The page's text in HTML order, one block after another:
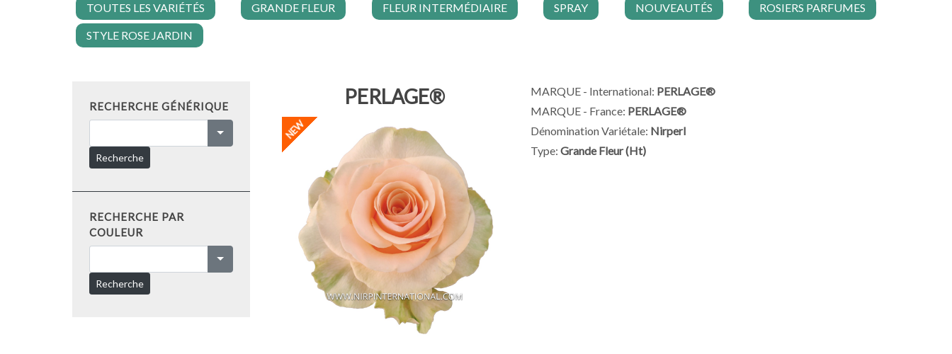
TOUTES LES VARIÉTÉS GRANDE FLEUR FLEUR INTERMÉDIAIRE SPRAY NOUVEAUTÉS ROSIERS PARFUMES
STYLE ROSE JARDIN
PERLAGE® MARQUE - International: PERLAGE®
MARQUE - France: PERLAGE®
Dénomination Variétale: Nirperl
Type: Grande Fleur (Ht)
RECHERCHE GÉNÉRIQUE
Recherche
RECHERCHE PAR
COULEUR
Recherche